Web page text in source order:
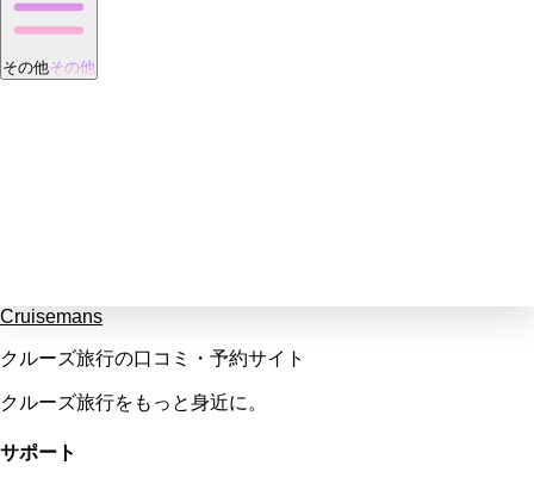
その他その他
Cruisemans
クルーズ旅行の口コミ・予約サイト
クルーズ旅行をもっと身近に。
サポート